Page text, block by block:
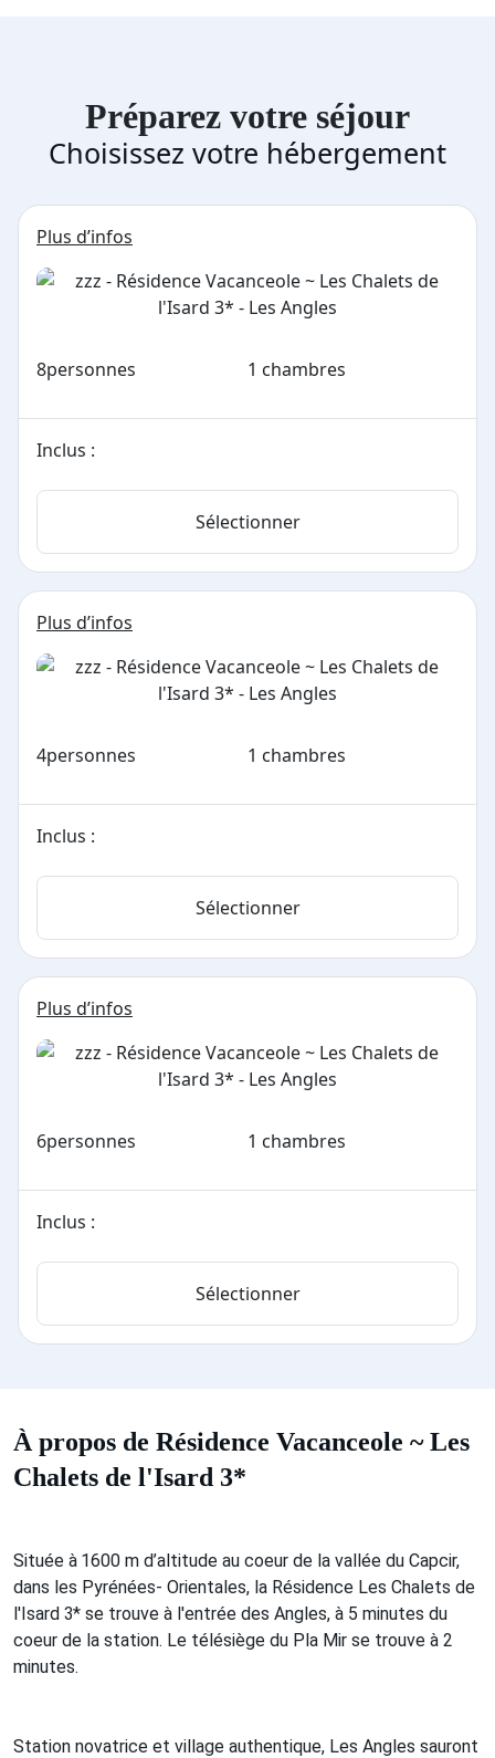
Préparez votre séjour
Choisissez votre hébergement
Plus d’infos
8personnes 1 chambres
Inclus :
Sélectionner
Plus d’infos
4personnes 1 chambres
Inclus :
Sélectionner
Plus d’infos
6personnes 1 chambres
Inclus :
Sélectionner
À propos de Résidence Vacanceole ~ Les
Chalets de l'Isard 3*
Située à 1600 m d’altitude au coeur de la vallée du Capcir,
dans les Pyrénées- Orientales, la Résidence Les Chalets de
l'Isard 3* se trouve à l'entrée des Angles, à 5 minutes du
coeur de la station. Le télésiège du Pla Mir se trouve à 2
minutes.
Station novatrice et village authentique, Les Angles sauront